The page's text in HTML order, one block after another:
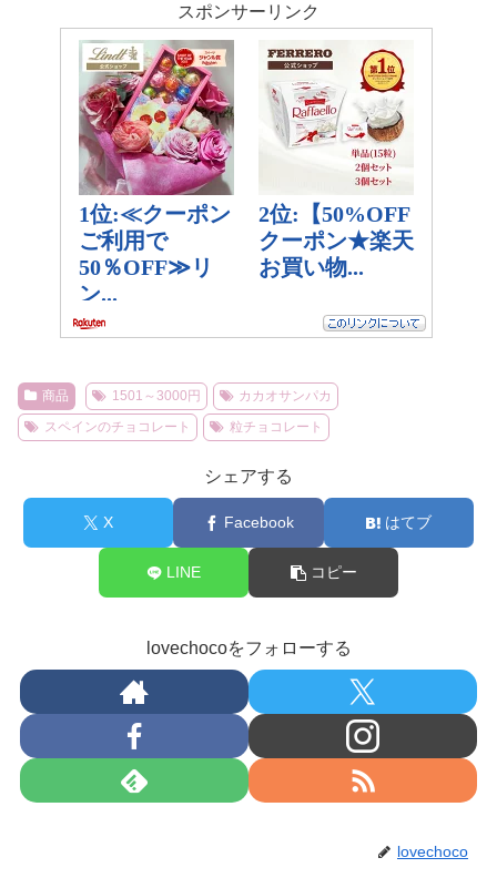
スポンサーリンク
商品 1501～3000円
カカオサンパカ
スペインのチョコレート
粒チョコレート
シェアする
X Facebook はてブ
LINE コピー
lovechocoをフォローする
lovechoco